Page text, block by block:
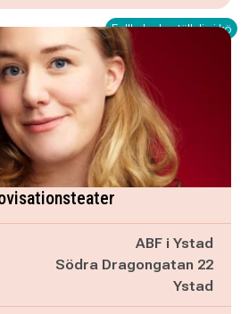
Fullbokad - ställ dig i kö
ABF i Ystad
Södra Dragongatan 22
Ystad